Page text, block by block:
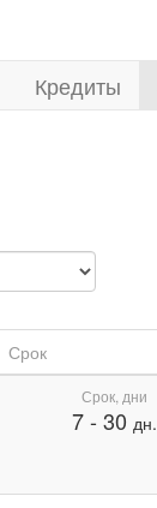
Кредиты
Срок
Срок, дни
7- 30 дн.